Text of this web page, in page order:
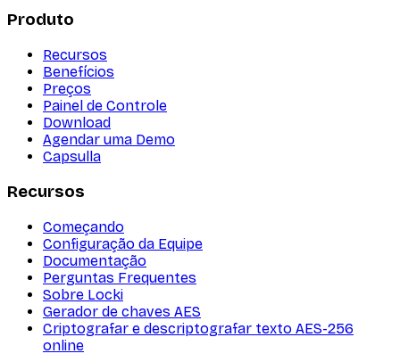
Produto
Recursos
Benefícios
Preços
Painel de Controle
Download
Agendar uma Demo
Capsulla
Recursos
Começando
Configuração da Equipe
Documentação
Perguntas Frequentes
Sobre Locki
Gerador de chaves AES
Criptografar e descriptografar texto AES-256
online